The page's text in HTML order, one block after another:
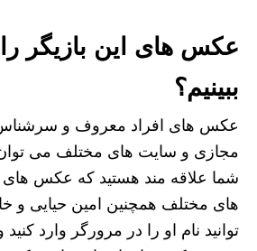
عکس های این بازیگر
ببینیم؟
عکس های افراد معروف و
مجازی و سایت های مختلف می
شما علاقه مند هستید که عکس های
های مختلف همچنین امین حیایی و
توانید نام او را در مرورگر وارد